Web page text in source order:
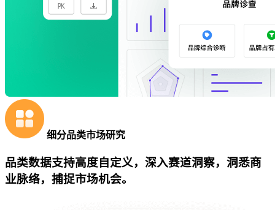
细分品类市场研究
品类数据支持高度自定义，深入赛道洞察，洞悉商
业脉络，捕捉市场机会。